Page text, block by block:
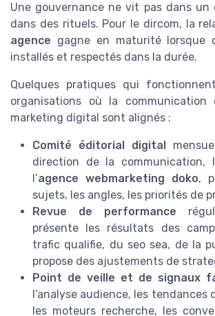
Une gouvernance ne vit pas dans un
dans des rituels. Pour le dircom, la
agence gagne en maturité lorsque
installés et respectés dans la durée.
Quelques pratiques qui
organisations où la
marketing digital sont alignés :
Comité éditorial digital
direction de la communication,
l’agence webmarketing doko,
sujets, les angles, les priorités de
Revue de performance
présente les résultats des
trafic qualifie, du seo sea, de la
propose des ajustements de
Point de veille et de signaux
l’analyse audience, les tendances
les moteurs recherche, les